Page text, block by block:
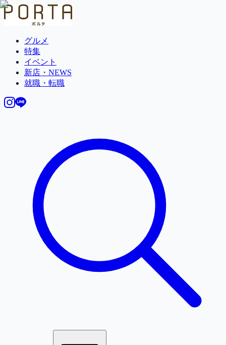
グルメ
特集
イベント
新店・NEWS
就職・転職